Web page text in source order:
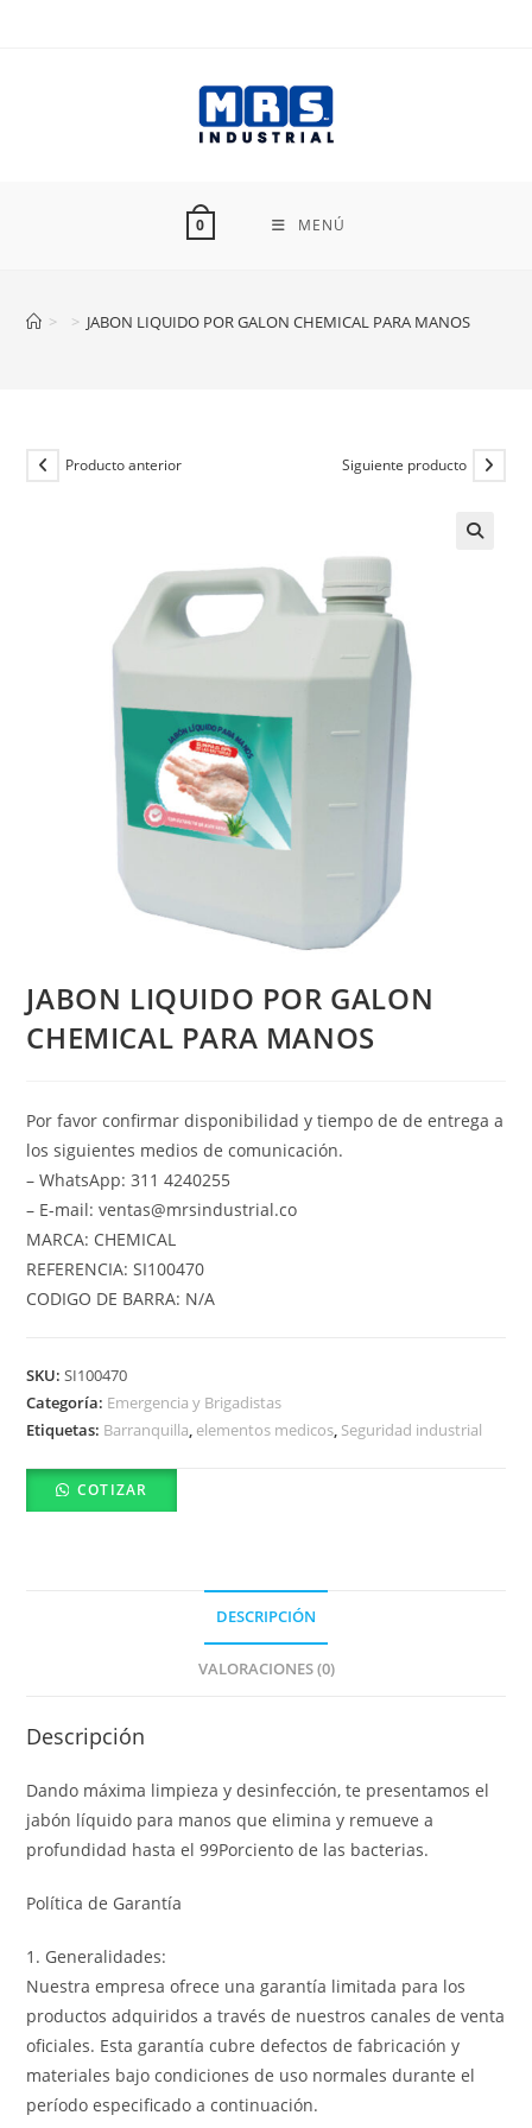
0 MENÚ
> > JABON LIQUIDO POR GALON CHEMICAL PARA MANOS
Producto anterior Siguiente producto
JABON LIQUIDO POR GALON
CHEMICAL PARA MANOS
Por favor confirmar disponibilidad y tiempo de de entrega a
los siguientes medios de comunicación.
– WhatsApp: 311 4240255
– E-mail: ventas@mrsindustrial.co
MARCA: CHEMICAL
REFERENCIA: SI100470
CODIGO DE BARRA: N/A
SKU:SI100470
Categoría: Emergencia y Brigadistas
Etiquetas: Barranquilla, elementos medicos, Seguridad industrial
COTIZAR
DESCRIPCIÓN
VALORACIONES (0)
Descripción
Dando máxima limpieza y desinfección, te presentamos el
jabón líquido para manos que elimina y remueve a
profundidad hasta el 99Porciento de las bacterias.
Política de Garantía
1. Generalidades:
Nuestra empresa ofrece una garantía limitada para los
productos adquiridos a través de nuestros canales de venta
oficiales. Esta garantía cubre defectos de fabricación y
materiales bajo condiciones de uso normales durante el
período especificado a continuación.